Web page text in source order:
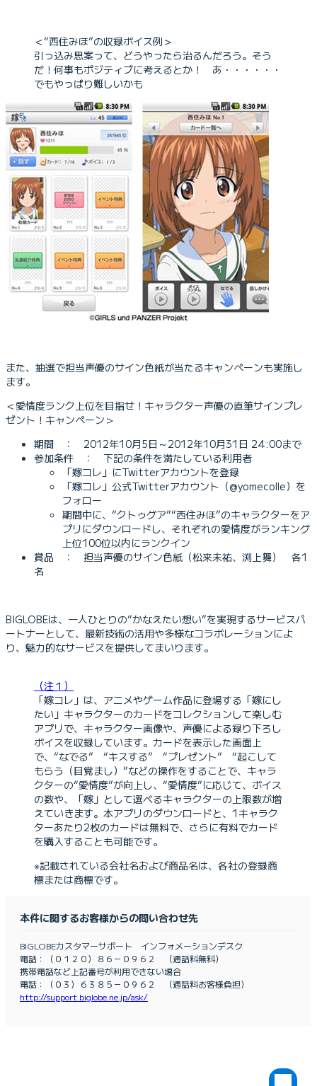
＜“西住みほ”の収録ボイス例＞
引っ込み思案って、どうやったら治るんだろう。そう
だ！何事もポジティブに考えるとか！ あ・・・・・・
でもやっぱり難しいかも
また、抽選で担当声優のサイン色紙が当たるキャンペーンも実施し
ます。
＜愛情度ランク上位を目指せ！キャラクター声優の直筆サインプレ
ゼント！キャンペーン＞
期間 ： 2012年10月5日～2012年10月31日 24:00まで
参加条件 ： 下記の条件を満たしている利用者
「嫁コレ」にTwitterアカウントを登録
「嫁コレ」公式Twitterアカウント（@yomecolle）を
フォロー
期間中に、“クトゥグア”“西住みほ”のキャラクターをア
プリにダウンロードし、それぞれの愛情度がランキング
上位100位以内にランクイン
賞品 ： 担当声優のサイン色紙（松来未祐、渕上舞） 各1
名
BIGLOBEは、一人ひとりの“かなえたい想い”を実現するサービスパ
ートナーとして、最新技術の活用や多様なコラボレーションによ
り、魅力的なサービスを提供してまいります。
（注１）
「嫁コレ」は、アニメやゲーム作品に登場する「嫁にし
たい」キャラクターのカードをコレクションして楽しむ
アプリで、キャラクター画像や、声優による録り下ろし
ボイスを収録しています。カードを表示した画面上
で、“なでる” “キスする” “プレゼント” “起こして
もらう（目覚まし）”などの操作をすることで、キャラ
クターの“愛情度”が向上し、“愛情度”に応じて、ボイス
の数や、「嫁」として選べるキャラクターの上限数が増
えていきます。本アプリのダウンロードと、1キャラク
ターあたり2枚のカードは無料で、さらに有料でカード
を購入することも可能です。
※記載されている会社名および商品名は、各社の登録商
標または商標です。
本件に関するお客様からの問い合わせ先
BIGLOBEカスタマーサポート インフォメーションデスク
電話：（０１２０）８６－０９６２ （通話料無料）
携帯電話など上記番号が利用できない場合
電話：（０３）６３８５－０９６２ （通話料お客様負担）
http://support.biglobe.ne.jp/ask/